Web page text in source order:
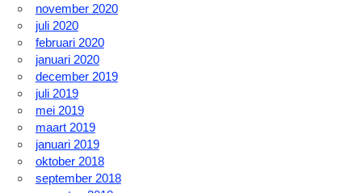
november 2020
juli 2020
februari 2020
januari 2020
december 2019
juli 2019
mei 2019
maart 2019
januari 2019
oktober 2018
september 2018